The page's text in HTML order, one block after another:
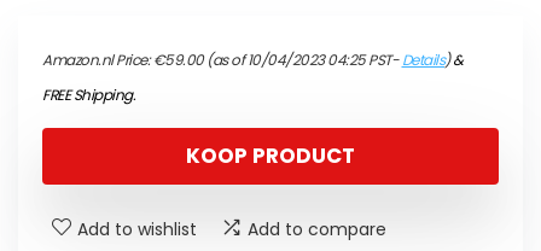
Amazon.nl Price:€59.00(as of 10/04/2023 04:25 PST-Details)&
FREE Shipping.
KOOP PRODUCT
Add to wishlist Add to compare